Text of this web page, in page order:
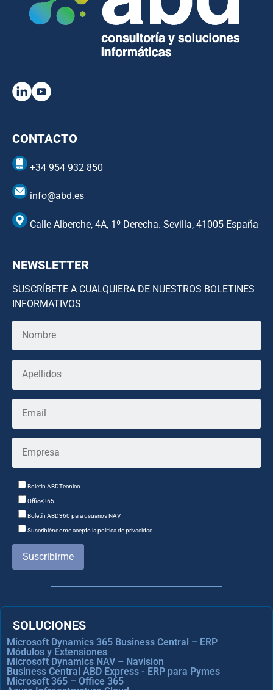
CONTACTO
+34 954 932 850
info@abd.es
Calle Alberche, 4A, 1º Derecha. Sevilla, 41005 España
NEWSLETTER
SUSCRÍBETE A CUALQUIERA DE NUESTROS BOLETINES
INFORMATIVOS
Boletín ABDTecnico
Office365
Boletín ABD360 para usuarios NAV
Suscribiéndome acepto la política de privacidad
Suscribirme
SOLUCIONES
Microsoft Dynamics 365 Business Central – ERP
Módulos y Extensiones
Microsoft Dynamics NAV – Navision
Business Central ABD Express - ERP para Pymes
Microsoft 365 – Office 365